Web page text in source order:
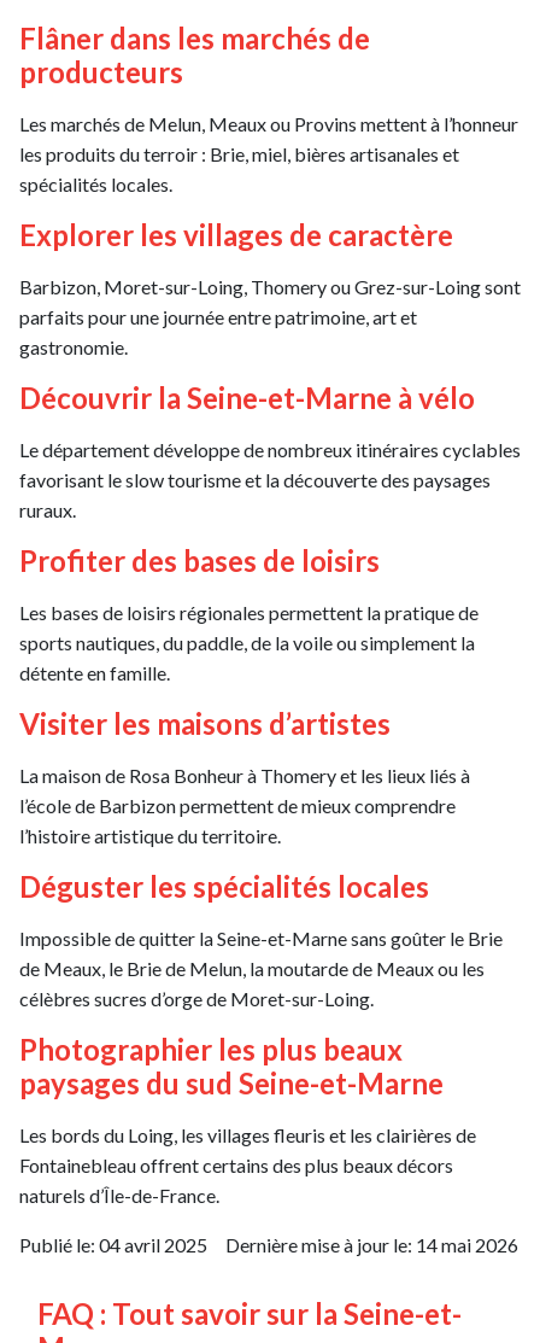
Flâner dans les marchés de
producteurs
Les marchés de Melun, Meaux ou Provins mettent à l’honneur
les produits du terroir : Brie, miel, bières artisanales et
spécialités locales.
Explorer les villages de caractère
Barbizon, Moret-sur-Loing, Thomery ou Grez-sur-Loing sont
parfaits pour une journée entre patrimoine, art et
gastronomie.
Découvrir la Seine-et-Marne à vélo
Le département développe de nombreux itinéraires cyclables
favorisant le slow tourisme et la découverte des paysages
ruraux.
Profiter des bases de loisirs
Les bases de loisirs régionales permettent la pratique de
sports nautiques, du paddle, de la voile ou simplement la
détente en famille.
Visiter les maisons d’artistes
La maison de Rosa Bonheur à Thomery et les lieux liés à
l’école de Barbizon permettent de mieux comprendre
l’histoire artistique du territoire.
Déguster les spécialités locales
Impossible de quitter la Seine-et-Marne sans goûter le Brie
de Meaux, le Brie de Melun, la moutarde de Meaux ou les
célèbres sucres d’orge de Moret-sur-Loing.
Photographier les plus beaux
paysages du sud Seine-et-Marne
Les bords du Loing, les villages fleuris et les clairières de
Fontainebleau offrent certains des plus beaux décors
naturels d’Île-de-France.
Publié le: 04 avril 2025 Dernière mise à jour le: 14 mai 2026
FAQ : Tout savoir sur la Seine-et-